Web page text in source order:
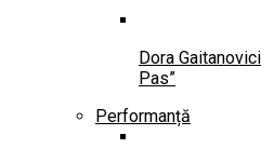
Dora
Pas”
Performanță